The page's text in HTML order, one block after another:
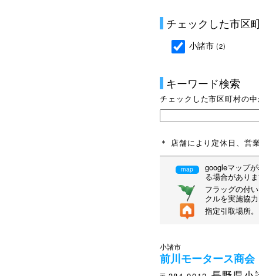
チェックした市区
小諸市 (2)
キーワード検索
チェックした市区町村の
＊ 店舗により定休日、営
map
googleマップ
る場合がありま
フラッグの付
クルを実施協
指定引取場所。
小諸市
前川モータース商会